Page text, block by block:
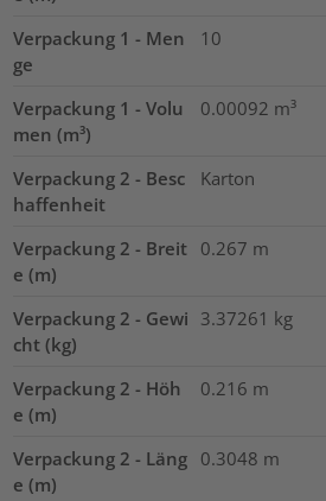
Verpackung 1 - Men
ge
10
Verpackung 1 - Volu
men (m³)
0.00092 m³
Verpackung 2 - Besc
haffenheit
Karton
Verpackung 2 - Breit
e (m)
0.267 m
Verpackung 2 - Gewi
cht (kg)
3.37261 kg
Verpackung 2 - Höh
e (m)
0.216 m
Verpackung 2 - Läng
e (m)
0.3048 m